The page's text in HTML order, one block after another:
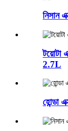
নিসান
টয়োটা
2.7L
হোন্ডা